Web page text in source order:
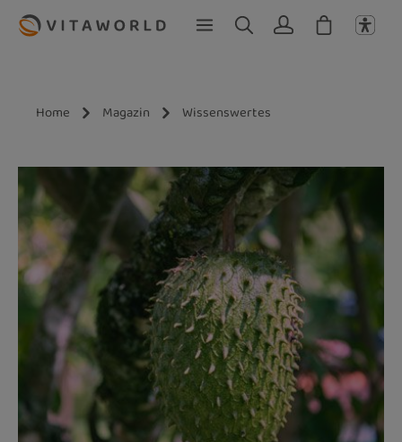
Zum Hauptinhalt springen
Home Magazin Wissenswertes